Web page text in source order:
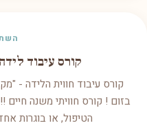
קורס עיבוד
קורס עיבוד חווית הלידה -
בזום ! קורס חוויתי משנה
הטיפול, או בוגרות